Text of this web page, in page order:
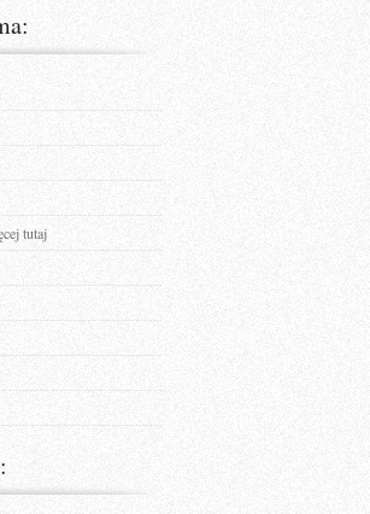
tutaj